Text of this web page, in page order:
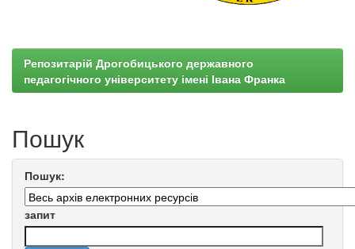
Репозитарій Дрогобицького державного
педагогічного університету імені Івана Франка
Пошук
Пошук:
запит